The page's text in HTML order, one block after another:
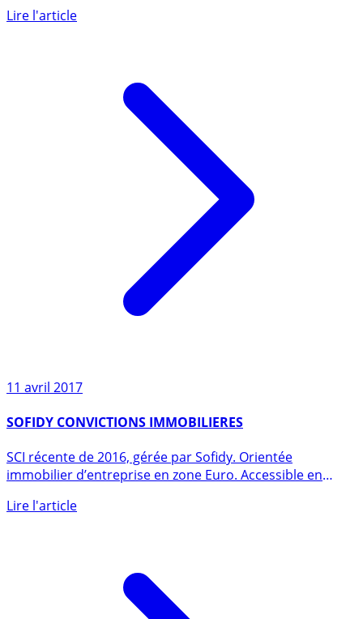
5.14% brut (TD). Investir via l'assurance-vie et cumulez
les (...)
SCI récente de 2016, gérée par Sofidy. Orientée
immobilier d’entreprise en zone Euro. Accessible en
unités de compte au (...)